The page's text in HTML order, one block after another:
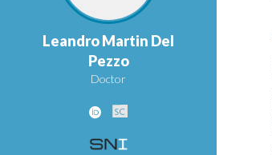
Leandro Martin Del
Pezzo
Doctor